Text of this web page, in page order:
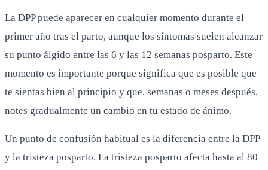
La DPP puede aparecer en cualquier momento durante el
primer año tras el parto, aunque los síntomas suelen alcanzar
su punto álgido entre las 6 y las 12 semanas posparto. Este
momento es importante porque significa que es posible que
te sientas bien al principio y que, semanas o meses después,
notes gradualmente un cambio en tu estado de ánimo.
Un punto de confusión habitual es la diferencia entre la DPP
y la tristeza posparto. La tristeza posparto afecta hasta al 80